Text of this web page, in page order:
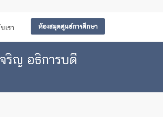
ห้องสมุดศูนย์การศึกษา
เรา
ริญ อธิการบดี